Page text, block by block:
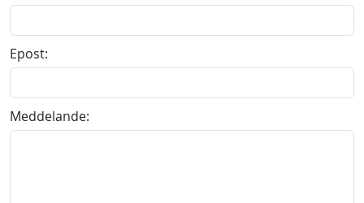
Epost:
Meddelande: